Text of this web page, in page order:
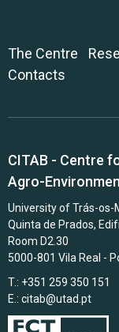
The Centre
Contacts
CITAB - Centre
Agro-
University of Trás-os-
Quinta de Prados,
Room D2.30
5000-801 Vila Real -
T.: +351 259 350 151
E.: citab@utad.pt